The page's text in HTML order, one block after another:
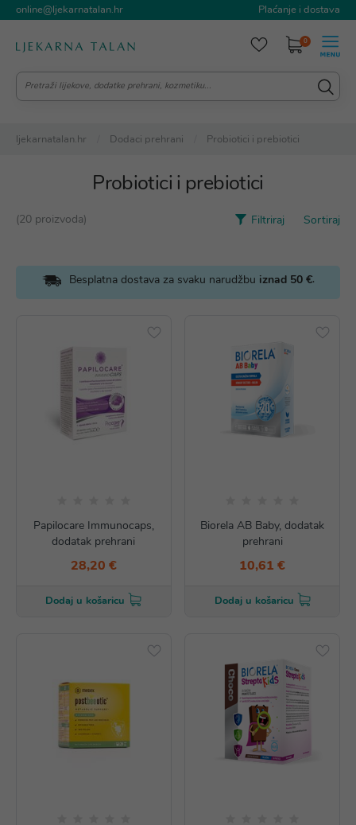
online@ljekarnatalan.hr Plaćanje i dostava
0
ljekarnatalan.hr Dodaci prehrani Probiotici i prebiotici
Probiotici i prebiotici
(20 proizvoda) Filtriraj Sortiraj
Besplatna dostava za svaku narudžbu iznad 50 €.
Papilocare Immunocaps,
dodatak prehrani
28,20 €
Dodaj u košaricu
Biorela AB Baby, dodatak
prehrani
10,61 €
Dodaj u košaricu